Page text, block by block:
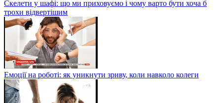
Скелети у шафі: що ми приховуємо і чому варто бути хоча б
трохи відвертішим